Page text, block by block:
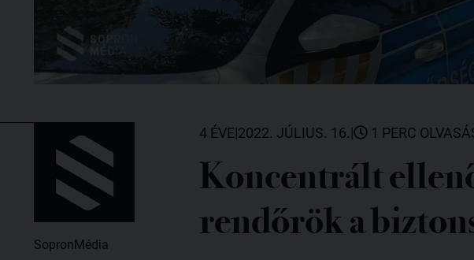
SopronMédia
4 ÉVE|2022. JÚLIUS. 16.| 1 PERC
Koncentrált
rendőrök a